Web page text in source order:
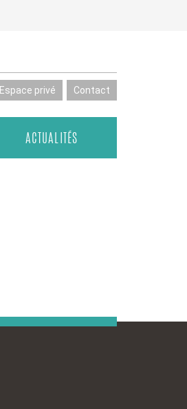
Espace privé Contact
ACTUALITÉS